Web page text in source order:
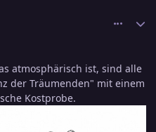
atmosphärisch ist, sind alle
der Träumenden" mit einem
Kostprobe.